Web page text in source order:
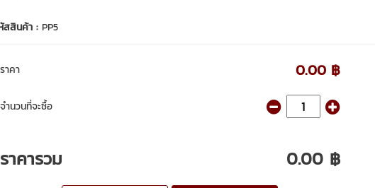
สสินค้า : PP5
ราคา 0.00 ฿
จำนวนที่จะซื้อ
ราคารวม 0.00 ฿